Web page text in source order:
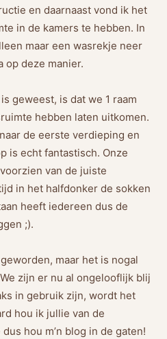
en daarnaast vond ik het
in de kamers te hebben. In
maar een wasrekje neer
op deze manier.
geweest, is dat we 1 raam
hebben laten uitkomen.
de eerste verdieping en
is echt fantastisch. Onze
van de juiste
in het halfdonker de sokken
heeft iedereen dus de
;).
maar het is nogal
zijn er nu al ongelooflijk blij
in gebruik zijn, wordt het
hou ik jullie van de
hou m’n blog in de gaten!